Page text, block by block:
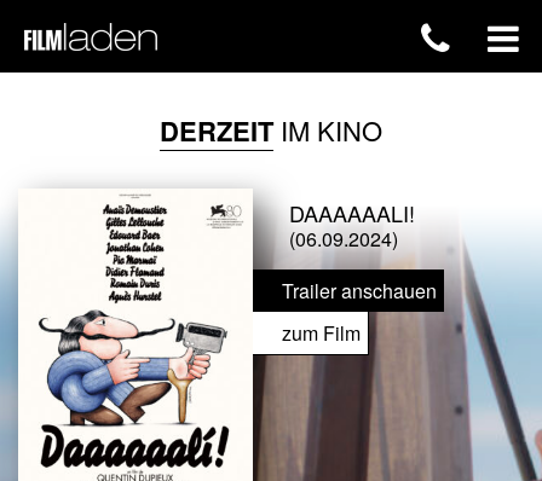
DERZEITIM KINO
DAAAAAALI!
(06.09.2024)
Trailer anschauen
zum Film